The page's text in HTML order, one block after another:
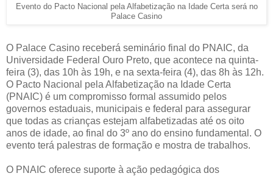
Evento do Pacto Nacional pela Alfabetização na Idade Certa será no
Palace Casino
O Palace Casino receberá seminário final do PNAIC, da
Universidade Federal Ouro Preto, que acontece na quinta-
feira (3), das 10h às 19h, e na sexta-feira (4), das 8h às 12h.
O Pacto Nacional pela Alfabetização na Idade Certa
(PNAIC) é um compromisso formal assumido pelos
governos estaduais, municipais e federal para assegurar
que todas as crianças estejam alfabetizadas até os oito
anos de idade, ao final do 3º ano do ensino fundamental. O
evento terá palestras de formação e mostra de trabalhos.
O PNAIC oferece suporte à ação pedagógica dos